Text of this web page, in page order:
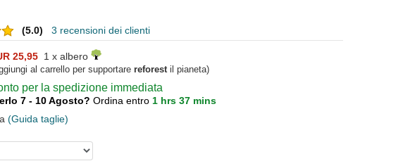
(5.0) 3 recensioni dei clienti
25,95 1 x albero
al carrello per supportare reforestil pianeta)
per la spedizione immediata
7 - 10 Agosto? Ordina entro 1 hrs 37 mins
(Guida taglie)